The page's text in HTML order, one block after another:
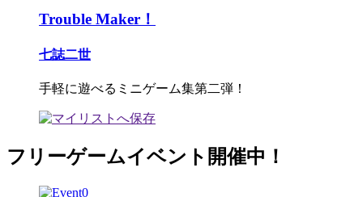
Trouble Maker！
七誌二世
手軽に遊べるミニゲーム集第二弾！
フリーゲームイベント開催中！